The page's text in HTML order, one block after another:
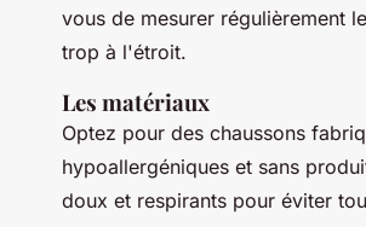
vous de mesurer régulièrement
trop à l'étroit.
Les matériaux
Optez pour des chaussons
hypoallergéniques et sans
doux et respirants pour éviter